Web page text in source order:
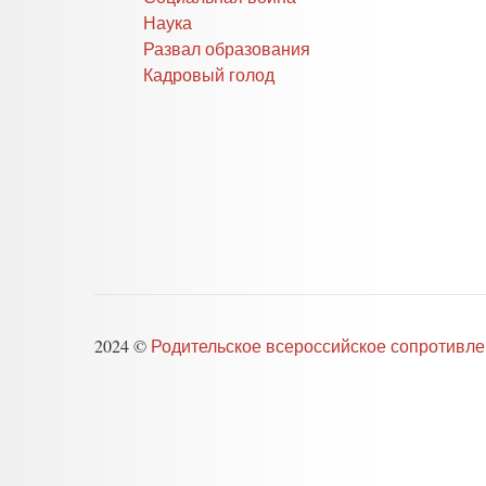
Наука
Развал образования
Кадровый голод
2024 © Родительское всероссийское